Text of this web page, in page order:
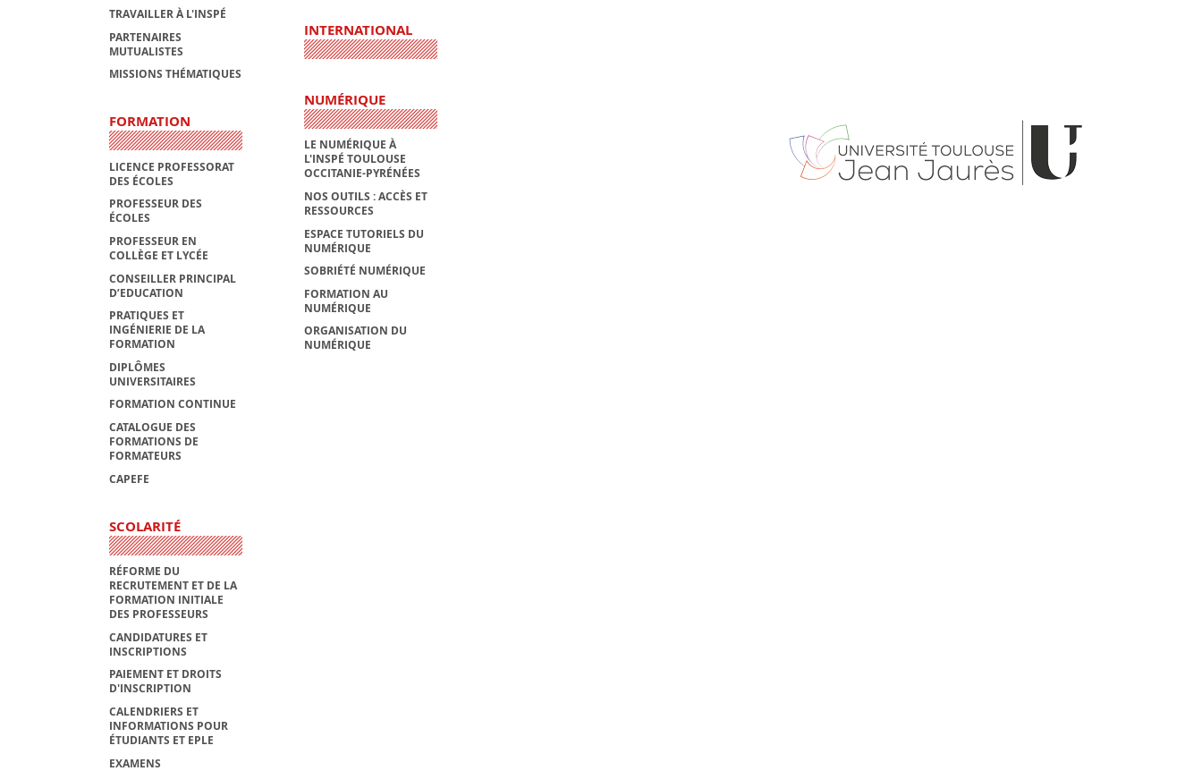
TRAVAILLER À L'INSPÉ
PARTENAIRES
MUTUALISTES
MISSIONS THÉMATIQUES
FORMATION
LICENCE PROFESSORAT
DES ÉCOLES
PROFESSEUR DES
ÉCOLES
PROFESSEUR EN
COLLÈGE ET LYCÉE
CONSEILLER PRINCIPAL
D’EDUCATION
PRATIQUES ET
INGÉNIERIE DE LA
FORMATION
DIPLÔMES
UNIVERSITAIRES
FORMATION CONTINUE
CATALOGUE DES
FORMATIONS DE
FORMATEURS
CAPEFE
SCOLARITÉ
RÉFORME DU
RECRUTEMENT ET DE LA
FORMATION INITIALE
DES PROFESSEURS
CANDIDATURES ET
INSCRIPTIONS
PAIEMENT ET DROITS
D'INSCRIPTION
CALENDRIERS ET
INFORMATIONS POUR
ÉTUDIANTS ET EPLE
EXAMENS
INTERNATIONAL
NUMÉRIQUE
LE NUMÉRIQUE À
L'INSPÉ TOULOUSE
OCCITANIE-PYRÉNÉES
NOS OUTILS : ACCÈS ET
RESSOURCES
ESPACE TUTORIELS DU
NUMÉRIQUE
SOBRIÉTÉ NUMÉRIQUE
FORMATION AU
NUMÉRIQUE
ORGANISATION DU
NUMÉRIQUE